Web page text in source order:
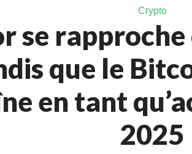
Crypto
se
que le
en tant
2025